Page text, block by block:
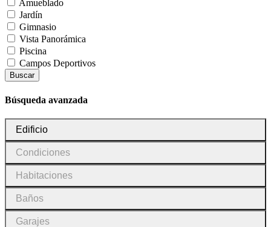
Amueblado
Jardín
Gimnasio
Vista Panorámica
Piscina
Campos Deportivos
Buscar
Búsqueda avanzada
Tipo
inmueble
Edificio
Condiciones
Condiciones
Habitaciones
Habitaciones
Baños
Baños
Garajes
Garajes